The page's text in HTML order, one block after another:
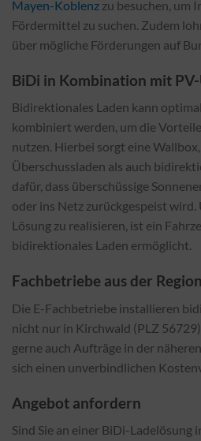
Mayen-Koblenz zu besuchen, um
Fördermittel zu suchen. Zudem
über mögliche Förderungen auf
BiDi in Kombination mit
Bidirektionales Laden kann
kombiniert werden, um die
nutzen. Hierbei sorgt eine
Überschussladen als auch
dafür, dass überschüssige
oder ins Netz zurückgespeist wird.
Lösung zu realisieren, ist ein
bidirektionales Laden ermöglicht.
Fachbetriebe aus der
Die E-Fachbetriebe installieren
nicht nur in Kirchwald (PLZ
gerne auch Aufträge in der
sich einen unverbindlichen
Angebot anfordern
Sind Sie an einer BiDi-Ladelösung